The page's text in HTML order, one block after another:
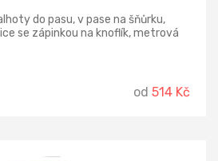
do pasu, v pase na šňůrku,
se zápinkou na knoflík, metrová
od 514 Kč